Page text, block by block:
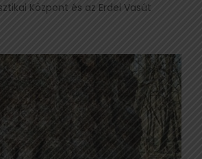
Központ és az Erdei Vasút